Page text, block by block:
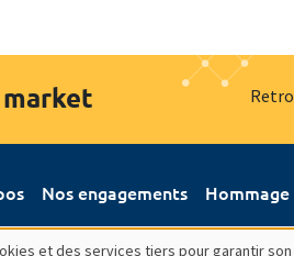
Nos engagements Hommage
et des services tiers pour garantir